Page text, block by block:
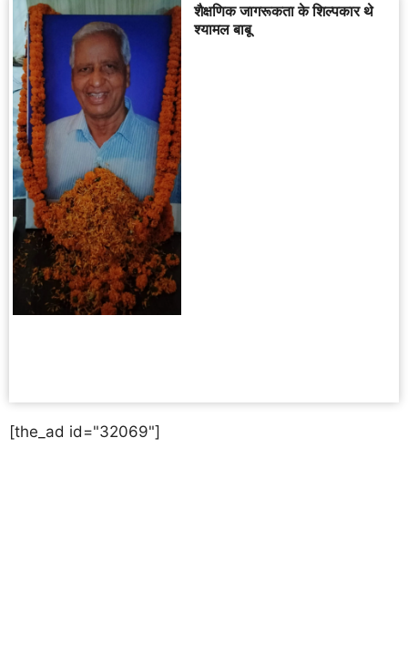
शैक्षणिक जागरूकता के शिल्पकार थे
श्यामल बाबू
[the_ad id="32069"]